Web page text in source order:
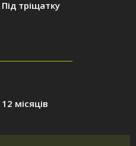
Під тріщатку
12 місяців